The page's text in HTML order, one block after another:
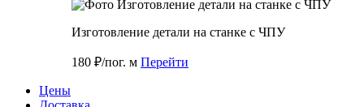
Изготовление детали на станке с ЧПУ
180 ₽/пог. м Перейти
Цены